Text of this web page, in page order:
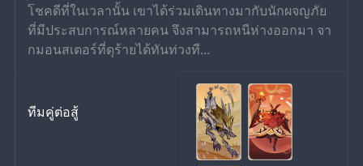
โชคดีที่ในเวลานั้น เขาได้ร่วมเดินทางมากับนักผจญภัย
ที่มีประสบการณ์หลายคน จึงสามารถหนีห่างออกมา จา
กมอนสเตอร์ที่ดุร้ายได้ทันท่วงที...
ทีมคู่ต่อสู้